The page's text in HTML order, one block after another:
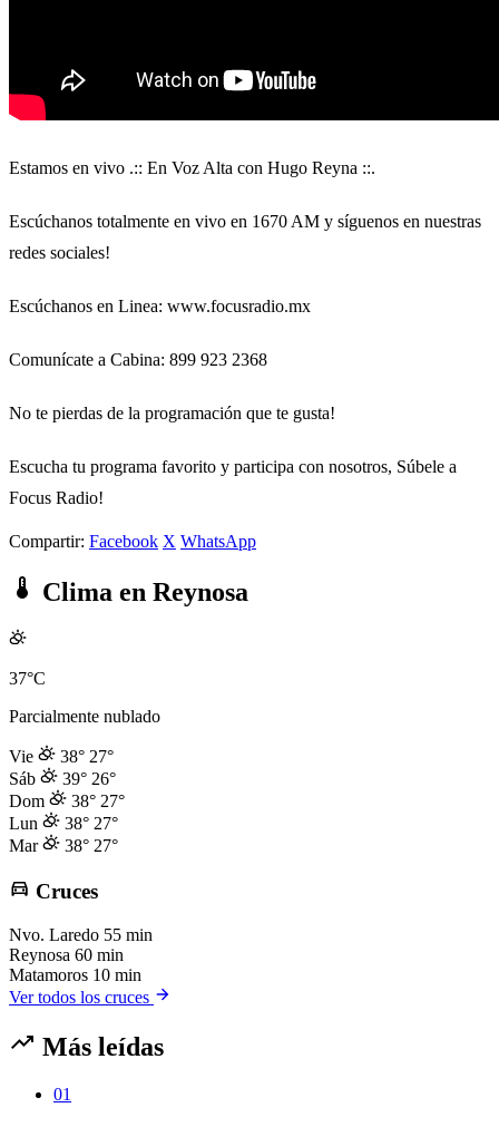
Estamos en vivo .:: En Voz Alta con Hugo Reyna ::.
Escúchanos totalmente en vivo en 1670 AM y síguenos en nuestras
redes sociales!
Escúchanos en Linea: www.focusradio.mx
Comunícate a Cabina: 899 923 2368
No te pierdas de la programación que te gusta!
Escucha tu programa favorito y participa con nosotros, Súbele a
Focus Radio!
Compartir: Facebook X WhatsApp
Clima en Reynosa
37°C
Parcialmente nublado
Vie 38° 27°
Sáb
39° 26°
Dom
38° 27°
Lun
38° 27°
Mar
38° 27°
Cruces
Nvo. Laredo 55 min
Reynosa 60 min
Matamoros 10 min
Ver todos los cruces
Más leídas
01